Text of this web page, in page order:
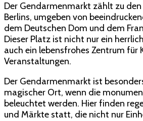
Der Gendarmenmarkt zählt zu
Berlins, umgeben von
dem Deutschen Dom und dem
Dieser Platz ist nicht nur ein
auch ein lebensfrohes Zentrum für
Veranstaltungen.
Der Gendarmenmarkt ist
magischer Ort, wenn die
beleuchtet werden. Hier finden
und Märkte statt, die nicht nur